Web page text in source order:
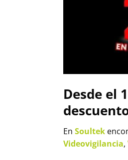
Desde el
En Soultek
Videovigilancia,